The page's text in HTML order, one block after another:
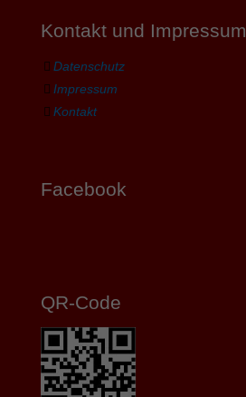
Kontakt und Impressum
Datenschutz
Impressum
Kontakt
Facebook
QR-Code